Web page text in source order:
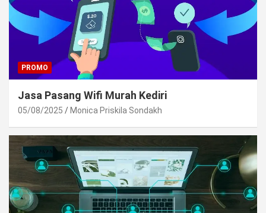
PROMO
Jasa Pasang Wifi Murah Kediri
05/08/2025 Monica Priskila Sondakh